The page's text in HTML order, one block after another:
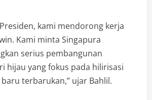
kami mendorong kerja
Kami minta Singapura
serius pembangunan
hijau yang fokus pada hilirisasi
terbarukan,” ujar Bahlil.